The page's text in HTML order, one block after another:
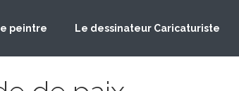
peintre Le dessinateur Caricaturiste